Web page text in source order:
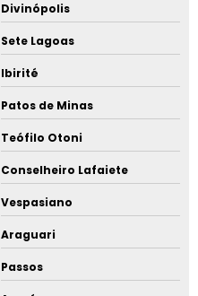
Divinópolis
Sete Lagoas
Ibirité
Patos de Minas
Teófilo Otoni
Conselheiro Lafaiete
Vespasiano
Araguari
Passos